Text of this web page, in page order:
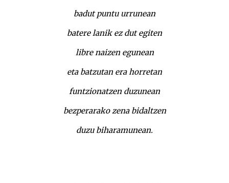
badut puntu urrunean
batere lanik ez dut egiten
libre naizen egunean
eta batzutan era horretan
funtzionatzen duzunean
bezperarako zena bidaltzen
duzu biharamunean.